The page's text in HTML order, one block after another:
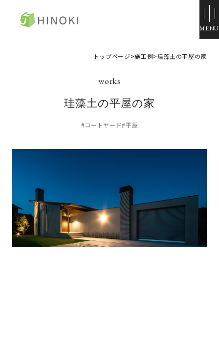
資料請求
イベント情報
トップページ
ZERO STYLE
コンフォート
コンフォート 間取一覧
コンフォート 設備・仕様一
覧
よくある質問
展示場・モデルハウス
岡山支店
安江展示場
HINOラボ
来店・相談予約
イベント情報
土地情報
土地無料査定
トップページ>施工例>珪藻土の平屋の家
珪藻土の平屋の家
#コートヤード#平屋